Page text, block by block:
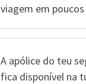
viagem em
A apólice do teu
fica disponível na